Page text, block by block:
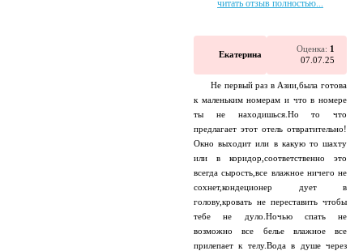
читать отзыв полностью...
Екатерина
Оценка: 1
07.07.25
Не первый раз в Азии,была готова
к маленьким номерам и что в номере
ты не находишься.Но то что
предлагает этот отель отвратительно!
Окно выходит или в какую то шахту
или в коридор,соответственно это
всегда сырость,все влажное ничего не
сохнет,кондеционер дует в
голову,кровать не переставить чтобы
тебе не дуло.Ночью спать не
возможно все белье влажное все
прилепает к телу.Вода в душе через